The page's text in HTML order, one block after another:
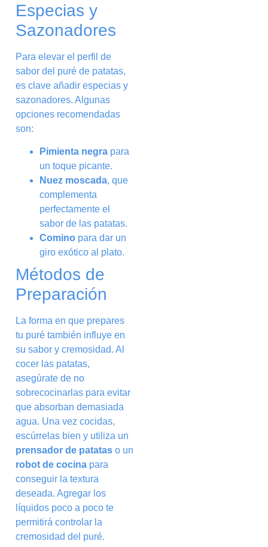
Especias y
Sazonadores
Para elevar el perfil de
sabor del puré de patatas,
es clave añadir especias y
sazonadores. Algunas
opciones recomendadas
son:
Pimienta negra para
un toque picante.
Nuez moscada, que
complementa
perfectamente el
sabor de las patatas.
Comino para dar un
giro exótico al plato.
Métodos de
Preparación
La forma en que prepares
tu puré también influye en
su sabor y cremosidad. Al
cocer las patatas,
asegúrate de no
sobrecocinarlas para evitar
que absorban demasiada
agua. Una vez cocidas,
escúrrelas bien y utiliza un
prensador de patatas o un
robot de cocina para
conseguir la textura
deseada. Agregar los
líquidos poco a poco te
permitirá controlar la
cremosidad del puré.